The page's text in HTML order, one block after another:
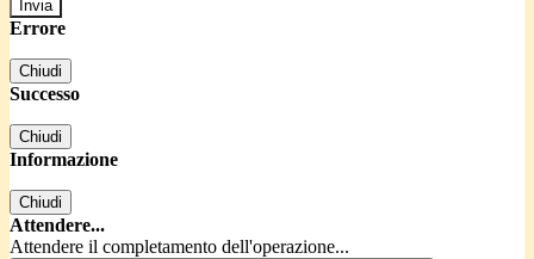
Errore
Chiudi
Successo
Chiudi
Informazione
Chiudi
Attendere...
Attendere il completamento dell'operazione...